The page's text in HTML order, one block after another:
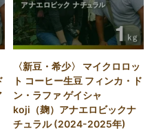
〈新豆・希少〉 マイクロロッ
ト コーヒー生豆 フィンカ・ド
ン・ラファ ゲイシャ
koji（麹）アナエロビックナ
チュラル (2024-2025年)